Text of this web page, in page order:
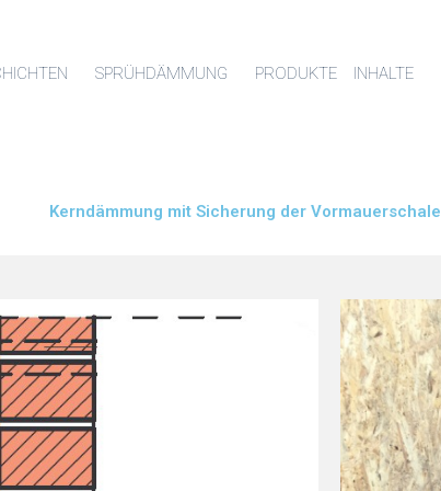
SPRÜHDÄMMUNG PRODUKTE INHALTE
Kerndämmung mit Sicherung der Vormauerschale